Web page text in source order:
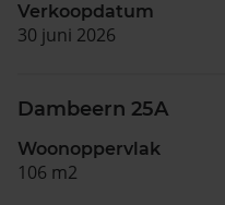
Verkoopdatum
30 juni 2026
Dambeern 25A
Woonoppervlak
106 m2